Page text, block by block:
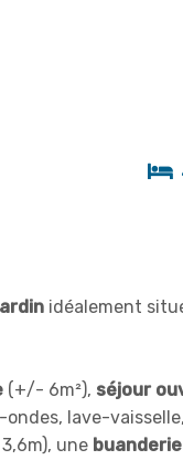
idéalement
(+/- 6m²), séjour
lave-
une buanderie